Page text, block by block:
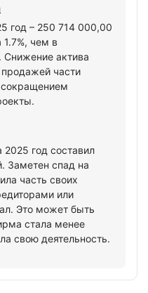
год – 250 714 000,00
чем в
актива
части
сокращением
2025 год составил
Заметен спад на
часть своих
или
Это может быть
стала менее
свою деятельность.